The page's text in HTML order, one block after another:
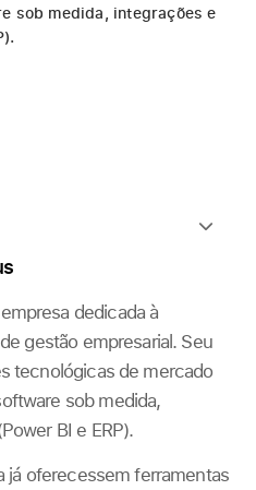
sob medida, integrações e
dedicada à
gestão empresarial. Seu
tecnológicas de mercado
sob medida,
BI e ERP).
já oferecessem ferramentas